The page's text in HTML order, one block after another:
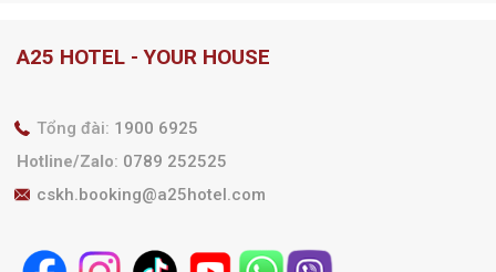
A25 HOTEL - YOUR HOUSE
Tổng đài: 1900 6925
Hotline/Zalo: 0789 252525
cskh.booking@a25hotel.com